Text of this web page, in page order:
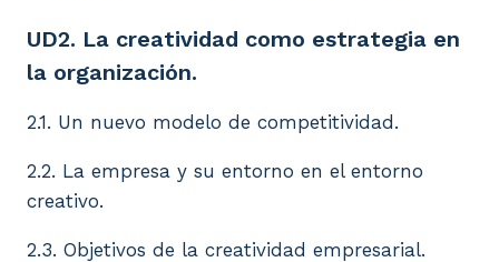
UD2. La creatividad como estrategia en
la organización.
2.1. Un nuevo modelo de competitividad.
2.2. La empresa y su entorno en el entorno
creativo.
2.3. Objetivos de la creatividad empresarial.